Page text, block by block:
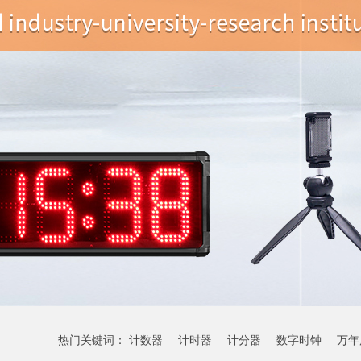
热门关键词： 计数器 计时器 计分器 数字时钟 万